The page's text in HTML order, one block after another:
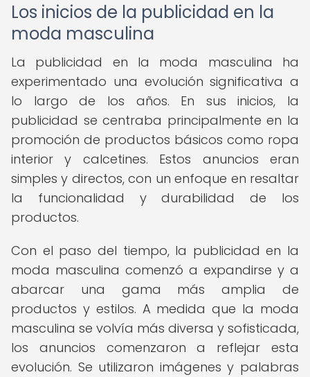
Los inicios de la publicidad en la
moda masculina
La publicidad en la moda masculina ha
experimentado una evolución significativa a
lo largo de los años. En sus inicios, la
publicidad se centraba principalmente en la
promoción de productos básicos como ropa
interior y calcetines. Estos anuncios eran
simples y directos, con un enfoque en resaltar
la funcionalidad y durabilidad de los
productos.
Con el paso del tiempo, la publicidad en la
moda masculina comenzó a expandirse y a
abarcar una gama más amplia de
productos y estilos. A medida que la moda
masculina se volvía más diversa y sofisticada,
los anuncios comenzaron a reflejar esta
evolución. Se utilizaron imágenes y palabras